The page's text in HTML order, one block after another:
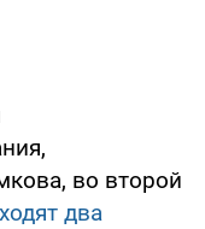
во второй
два